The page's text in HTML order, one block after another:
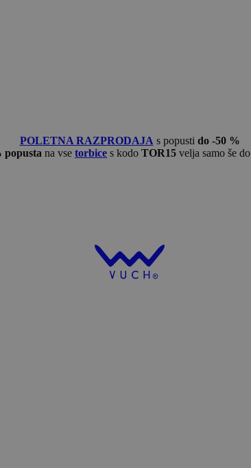
POLETNA RAZPRODAJA s popusti do -50 %
popusta na vse torbice s kodo TOR15 velja samo še do